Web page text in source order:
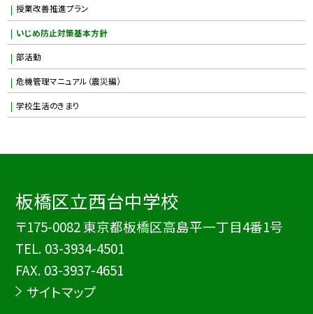
授業改善推進プラン
いじめ防止対策基本方針
部活動
危機管理マニュアル（震災編）
学校生活のきまり
板橋区立西台中学校
〒175-0082 東京都板橋区高島平一丁目4番1号
TEL. 03-3934-4501
FAX. 03-3937-4651
サイトマップ